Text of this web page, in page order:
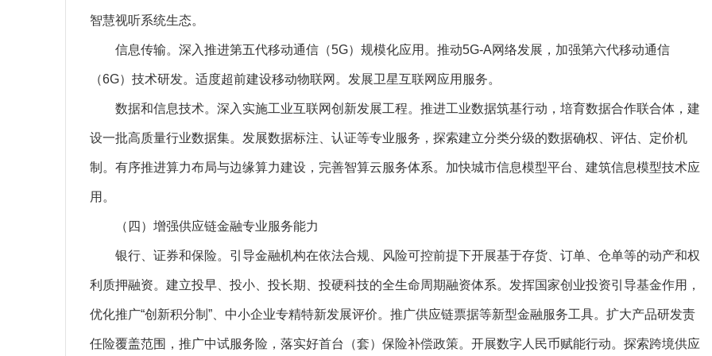
智慧视听系统生态。
信息传输。深入推进第五代移动通信（5G）规模化应用。推动5G-A网络发展，加强第六代移动通信
（6G）技术研发。适度超前建设移动物联网。发展卫星互联网应用服务。
数据和信息技术。深入实施工业互联网创新发展工程。推进工业数据筑基行动，培育数据合作联合体，建
设一批高质量行业数据集。发展数据标注、认证等专业服务，探索建立分类分级的数据确权、评估、定价机
制。有序推进算力布局与边缘算力建设，完善智算云服务体系。加快城市信息模型平台、建筑信息模型技术应
用。
（四）增强供应链金融专业服务能力
银行、证券和保险。引导金融机构在依法合规、风险可控前提下开展基于存货、订单、仓单等的动产和权
利质押融资。建立投早、投小、投长期、投硬科技的全生命周期融资体系。发挥国家创业投资引导基金作用，
优化推广“创新积分制”、中小企业专精特新发展评价。推广供应链票据等新型金融服务工具。扩大产品研发责
任险覆盖范围，推广中试服务险，落实好首台（套）保险补偿政策。开展数字人民币赋能行动。探索跨境供应